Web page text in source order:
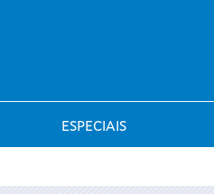
ESPECIAIS